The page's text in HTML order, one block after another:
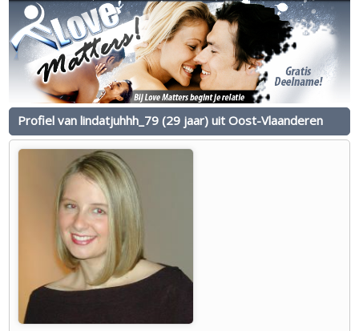
Profiel van lindatjuhhh_79 (29 jaar) uit Oost-Vlaanderen